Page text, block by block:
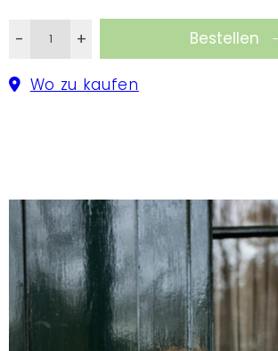
- + Bestellen
Wo zu kaufen